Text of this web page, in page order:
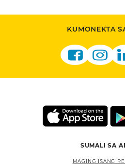
KUMONEKTA
SUMALI SA
MAGING ISANG